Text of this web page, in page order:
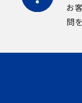
お
問